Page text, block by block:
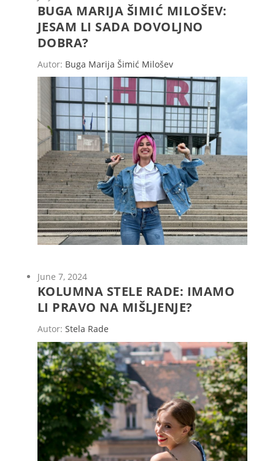
BUGA MARIJA ŠIMIĆ MILOŠEV:
JESAM LI SADA DOVOLJNO
DOBRA?
Autor: Buga Marija Šimić Milošev
June 7, 2024
KOLUMNA STELE RADE: IMAMO
LI PRAVO NA MIŠLJENJE?
Autor: Stela Rade